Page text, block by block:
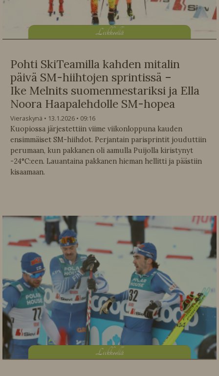
Liikkeellä
Pohti SkiTeamilla kahden mitalin
päivä SM-hiihtojen sprintissä –
Ike Melnits suomenmestariksi ja Ella
Noora Haapalehdolle SM-hopea
Vieraskynä 13.1.2026
09:16
Kuopiossa järjestettiin viime viikonloppuna kauden
ensimmäiset SM-hiihdot. Perjantain parisprintit jouduttiin
perumaan, kun pakkanen oli aamulla Puijolla kiristynyt
-24°C:een. Lauantaina pakkanen hieman hellitti ja päästiin
kisaamaan.
Liikkeellä